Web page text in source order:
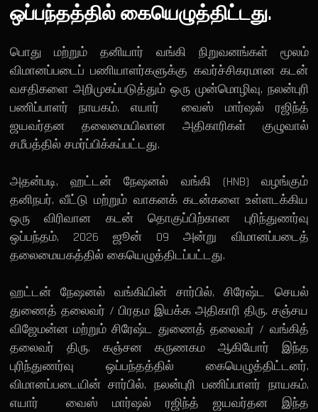
ஒப்பந்தத்தில் கையெழுத்திட்டது.
பொது மற்றும் தனியார் வங்கி நிறுவனங்கள் மூலம்
விமானப்படைப் பணியாளர்களுக்கு கவர்ச்சிகரமான கடன்
வசதிகளை அறிமுகப்படுத்தும் ஒரு முன்மொழிவு, நலன்புரி
பணிப்பாளர் நாயகம், எயார் வைஸ் மார்ஷல் ரஜிந்த்
ஜயவர்தன தலைமையிலான அதிகாரிகள் குழுவால்
சமீபத்தில் சமர்ப்பிக்கப்பட்டது.
அதன்படி, ஹட்டன் நேஷனல் வங்கி (HNB) வழங்கும்
தனிநபர், வீட்டு மற்றும் வாகனக் கடன்களை உள்ளடக்கிய
ஒரு விரிவான கடன் தொகுப்பிற்கான புரிந்துணர்வு
ஒப்பந்தம், 2026 ஜூன் 09 அன்று விமானப்படைத்
தலைமையகத்தில் கையெழுத்திடப்பட்டது.
ஹட்டன் நேஷனல் வங்கியின் சார்பில், சிரேஷ்ட செயல்
துணைத் தலைவர் / பிரதம இயக்க அதிகாரி திரு. சஞ்சய
விஜேமன்ன மற்றும் சிரேஷ்ட துணைத் தலைவர் / வங்கித்
தலைவர் திரு. கஞ்சன கருணகம ஆகியோர் இந்த
புரிந்துணர்வு ஒப்பந்தத்தில் கையெழுத்திட்டனர்.
விமானப்படையின் சார்பில், நலன்புரி பணிப்பாளர் நாயகம்,
எயார் வைஸ் மார்ஷல் ரஜிந்த் ஜயவர்தன இந்த